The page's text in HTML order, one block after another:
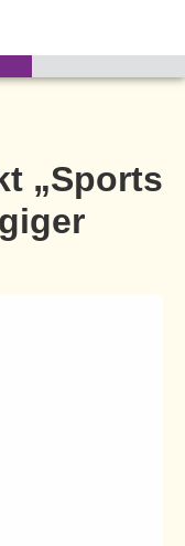
„Sports